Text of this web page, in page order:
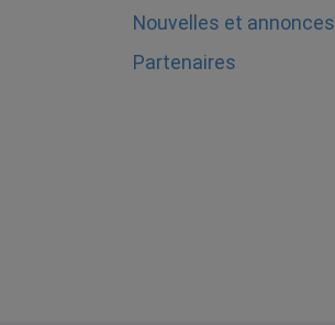
Nouvelles et annonces
Partenaires